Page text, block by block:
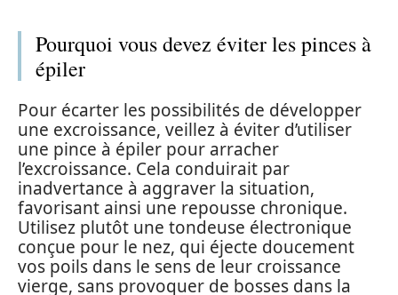
Pourquoi vous devez éviter les pinces à
épiler
Pour écarter les possibilités de développer
une excroissance, veillez à éviter d’utiliser
une pince à épiler pour arracher
l’excroissance. Cela conduirait par
inadvertance à aggraver la situation,
favorisant ainsi une repousse chronique.
Utilisez plutôt une tondeuse électronique
conçue pour le nez, qui éjecte doucement
vos poils dans le sens de leur croissance
vierge, sans provoquer de bosses dans la